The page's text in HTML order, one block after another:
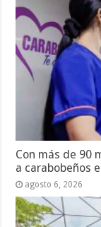
Con más de 90
a carabobeños
agosto 6, 2026